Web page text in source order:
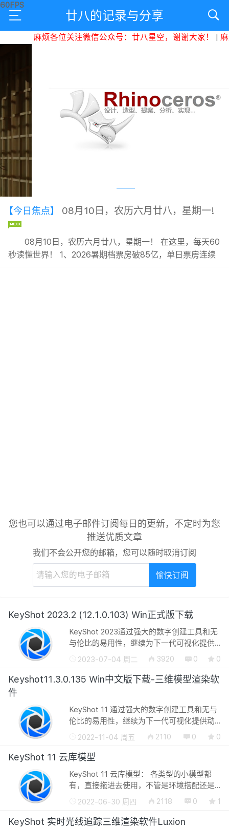
廿八的记录与分享
麻烦各位关注微信公众号：廿八星空，谢谢大家！|麻烦
【今日焦点】 08月10日，农历六月廿八，星期一!
08月10日，农历六月廿八，星期一！ 在这里，每天60
秒读懂世界！ 1、2026暑期档票房破85亿，单日票房连续‌
您也可以通过电子邮件订阅每日的更新，不定时为您
推送优质文章
我们不会公开您的邮箱，您可以随时取消订阅
KeyShot 2023.2 (12.1.0.103) Win正式版下载
KeyShot 2023通过强大的数字创建工具和无
与伦比的易用性，继续为下一代可视化提供
动力。借助新功能，KeyShot能够将产品体
验提升到新的高度，引入更多的方法来激发
创意，体验创建以及增强工作流以提供令...
2023-07-04 周二 3920 0 0
Keyshot11.3.0.135 Win中文版下载-三维模型渲染软
件
KeyShot 11 通过强大的数字创建工具和无与
伦比的易用性，继续为下一代可视化提供动
力。借助新功能，KeyShot能够将产品体验
提升到新的高度，引入更多的方法来激发创
意，体验创建以及增强工作流以提供令...
2022-11-04 周五 2110 0 0
KeyShot 11 云库模型
KeyShot 11 云库模型： 各类型的小模型都
有，直接拖进去使用，不管是环境搭配还是
干嘛都可以！ 下载地址： 版权所有©转载必
须以链接形式注明作者和原始出处：廿八星
空 » KeyShot 11 云库模型
2022-06-30 周四 2118 0 1
KeyShot 实时光线追踪三维渲染软件Luxion